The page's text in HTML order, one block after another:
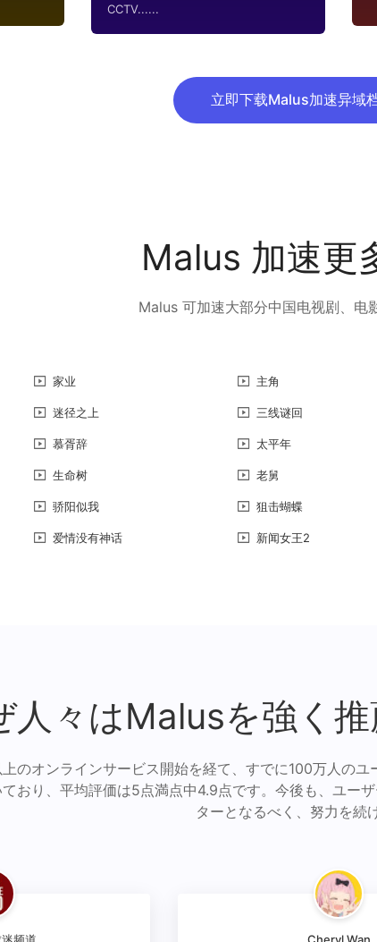
CCTV......
立即下载Malus加速异域
Malus 加速更
Malus 可加速大部分中国电视剧、电
家业 主角
迷径之上 三线谜回
慕胥辞 太平年
生命树 老舅
骄阳似我 狙击蝴蝶
爱情没有神话 新闻女王2
人々はMalusを強く
のオンラインサービス開始を経て、すでに100万人の
おり、平均評価は5点満点中4.9点です。今後も、ユー
ターとなるべく、努力を続
迷频道 Cheryl Wan